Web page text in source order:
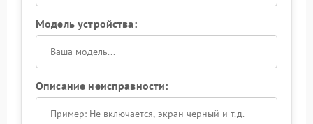
Модель устройства:
Описание неисправности: